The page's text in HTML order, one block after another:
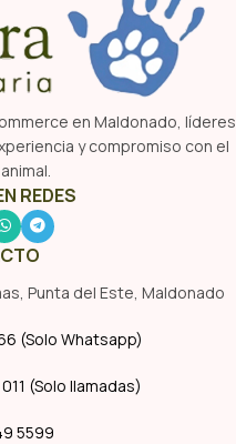
en Maldonado, líderes
y compromiso con el
REDES
Punta del Este, Maldonado
(Solo Whatsapp)
(Solo llamadas)
5599